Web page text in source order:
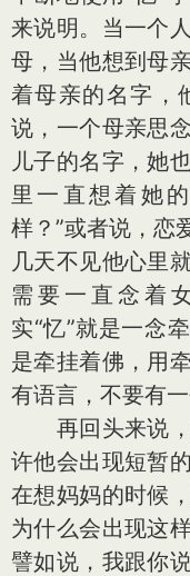
来说明。当一个
母，当他想到母
着母亲的名字，
说，一个母亲思
儿子的名字，她
里一直想着她
样？”或者说，恋
几天不见他心里
需要一直念着
实“忆”就是一念
是牵挂着佛，用
有语言，不要有
再回头来说，
许他会出现短暂
在想妈妈的时候
为什么会出现这
譬如说，我跟你